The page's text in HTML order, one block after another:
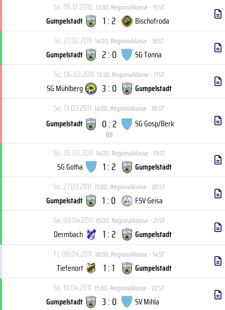
So, 05.12.2010 13:30,Regionalklasse - 15.ST
Gumpelstadt 1 : 2
Bischofroda
So, 27.02.2011 14:00,Regionalklasse - 16.ST
Gumpelstadt 2 : 0
SG Tonna
So, 06.03.2011 13:30,Regionalklasse - 17.ST
SG Mühlberg 3 : 0
Gumpelstadt
So, 13.03.2011 14:00,Regionalklasse - 18.ST
Gumpelstadt 0 : 2
(U)
SG Gosp/Berk
So, 20.03.2011 14:00,Regionalklasse - 19.ST
SG Gotha 1 : 2
Gumpelstadt
So, 27.03.2011 15:00,Regionalklasse - 20.ST
Gumpelstadt 1 : 0
FSV Geisa
So, 03.04.2011 15:00,Regionalklasse - 21.ST
Dermbach 1 : 2
Gumpelstadt
Fr, 08.04.2011 18:00,Regionalklasse - 14.ST
Tiefenort 1 : 1
Gumpelstadt
So, 10.04.2011 15:00,Regionalklasse - 22.ST
Gumpelstadt 3 : 0
SV Mihla